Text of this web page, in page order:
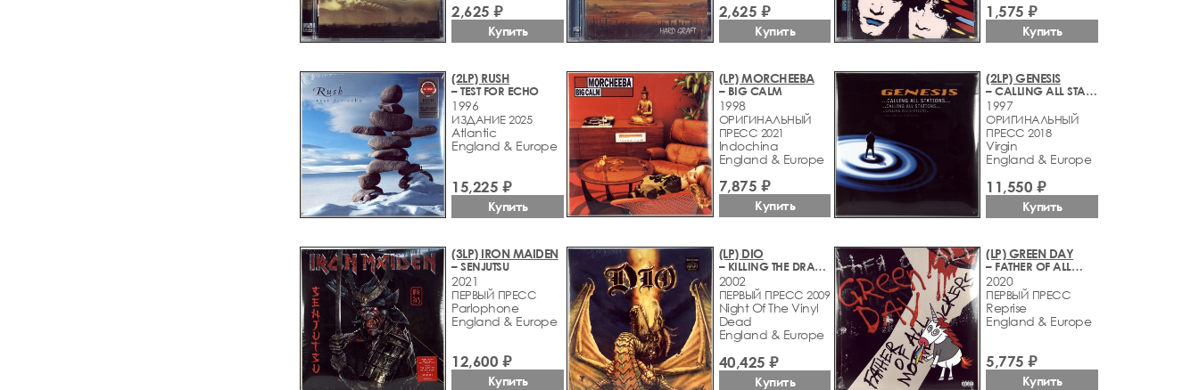
2,625 ₽
Купить
2,625 ₽
Купить
1,575 ₽
Купить
(2LP) RUSH
– TEST FOR ECHO
1996
ИЗДАНИЕ 2025
Atlantic
England & Europe
15,225 ₽
Купить
(LP) MORCHEEBA
– BIG CALM
1998
ОРИГИНАЛЬНЫЙ
ПРЕСС 2021
Indochina
England & Europe
7,875 ₽
Купить
(2LP) GENESIS
– CALLING ALL STATIONS
1997
ОРИГИНАЛЬНЫЙ
ПРЕСС 2018
Virgin
England & Europe
11,550 ₽
Купить
(3LP) IRON MAIDEN
– SENJUTSU
2021
ПЕРВЫЙ ПРЕСС
Parlophone
England & Europe
12,600 ₽
Купить
(LP) DIO
– KILLING THE DRAGON
2002
ПЕРВЫЙ ПРЕСС 2009
Night Of The Vinyl
Dead
England & Europe
40,425 ₽
Купить
(LP) GREEN DAY
– FATHER OF ALL…
2020
ПЕРВЫЙ ПРЕСС
Reprise
England & Europe
5,775 ₽
Купить